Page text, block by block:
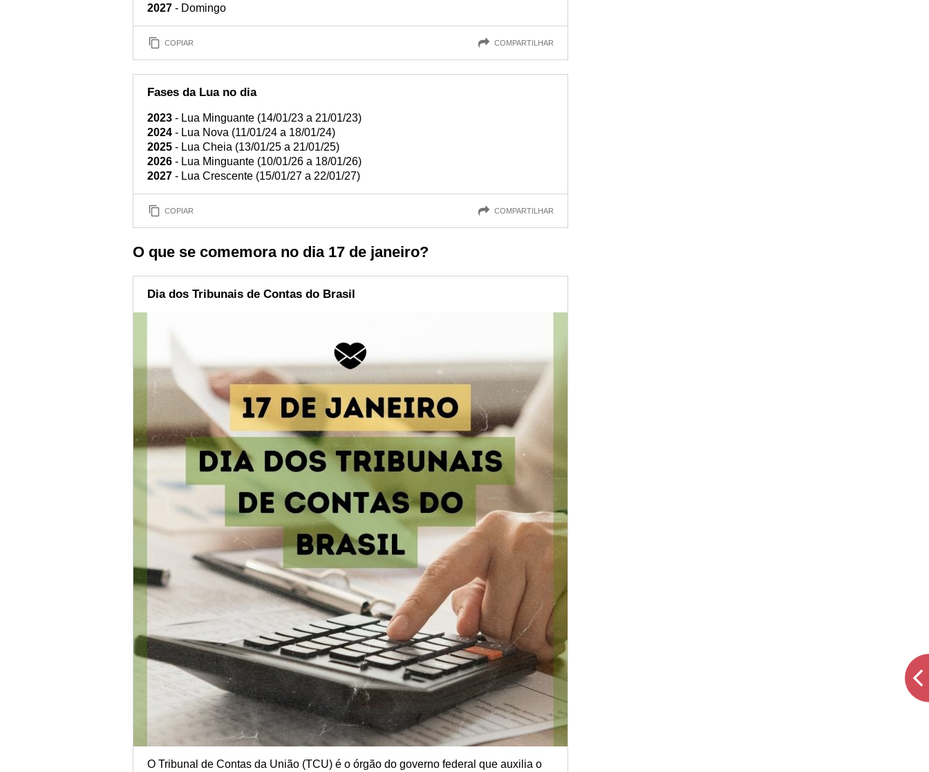
2027 - Domingo
COPIAR COMPARTILHAR
Fases da Lua no dia
2023 - Lua Minguante (14/01/23 a 21/01/23)
2024 - Lua Nova (11/01/24 a 18/01/24)
2025 - Lua Cheia (13/01/25 a 21/01/25)
2026 - Lua Minguante (10/01/26 a 18/01/26)
2027 - Lua Crescente (15/01/27 a 22/01/27)
COPIAR COMPARTILHAR
O que se comemora no dia 17 de janeiro?
Dia dos Tribunais de Contas do Brasil
O Tribunal de Contas da União (TCU) é o órgão do governo federal que auxilia o